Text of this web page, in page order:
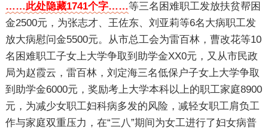
……此处隐藏1741个字……等三名困难职工发放扶贫帮困
金2500元，为张志才、王佐东、刘亚莉等6名大病职工发
放大病慰问金5500元。从市总工会为雷百林，曹改花等10
名困难职工子女上大学争取到助学金XX0元，又从市民政
局为赵霞云，雷百林，刘定海三名低保户子女上大学争取
到助学金6000元，奖励考上大学本科以上的职工家庭8900
元，为减少女职工妇科病多发的风险，减轻女职工肩负工
作与家庭双重压力，在“三八”期间为女工进行了妇女病普